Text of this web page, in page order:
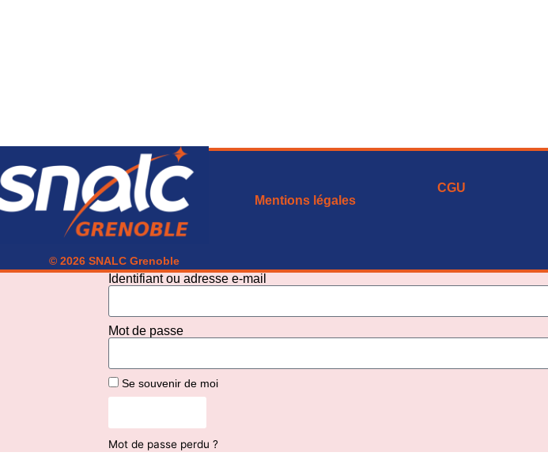
Mentions légales
CGU
© 2026 SNALC Grenoble
Identifiant ou adresse e-mail
Mot de passe
Se souvenir de moi
Mot de passe perdu ?